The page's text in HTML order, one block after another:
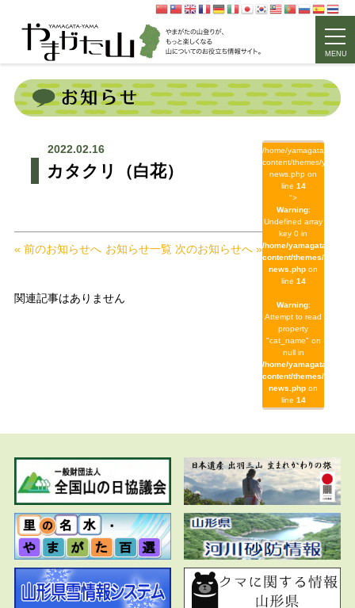
MENU
2022.02.16
/home/yamagata/
content/themes/
news.php on
line 14
">
Warning:
Undefined array
key 0 in
/home/yamagata/
content/themes/
news.php on
line 14
Warning:
Attempt to read
property
"cat_name" on
null in
/home/yamagata/
content/themes/
news.php on
line 14
カタクリ（白花）
« 前のお知らせへ お知らせ一覧 次のお知らせへ »
関連記事はありません